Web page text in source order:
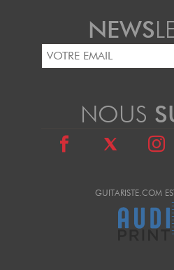
NEWS
GUITARISTE.COM
NOUS